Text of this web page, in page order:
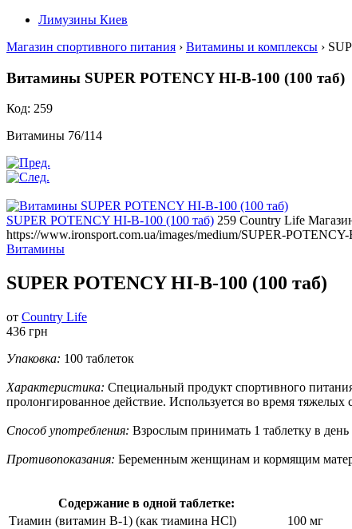
Лимузины Киев
Магазин спортивного питания › Витамины и комплексы ›
Витамины SUPER POTENCY HI-B-100 (100 таб)
Код: 259
Витамины 76/114
SUPER POTENCY HI-B-100 (100 таб) 259 Country Life
https://www.ironsport.com.ua/images/medium/SUPER-
Витамины
SUPER POTENCY HI-B-100 (100 таб)
от Country Life
436 грн
Упаковка: 100 таблеток
Характеристика: Специальный продукт спортивного
пролонгированное действие. Используется во время
Способ употребления: Взрослым принимать 1 таблетку в день
Противопоказания: Беременным женщинам и кормящим
Содержание в одной таблетке:
Тиамин (витамин В-1) (как тиамина НСl)
100 мг